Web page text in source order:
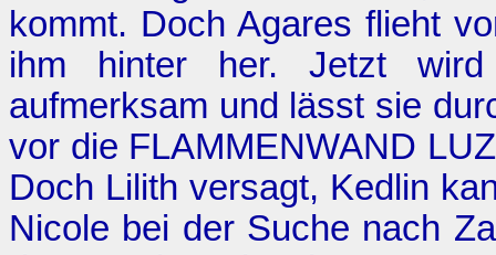
kommt. Doch Agares flieht
ihm hinter her. Jetzt
aufmerksam und lässt sie
vor die FLAMMENWAND
Doch Lilith versagt, Kedlin
Nicole bei der Suche nach